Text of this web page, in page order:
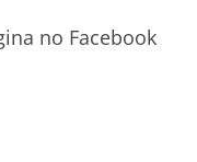
no Facebook